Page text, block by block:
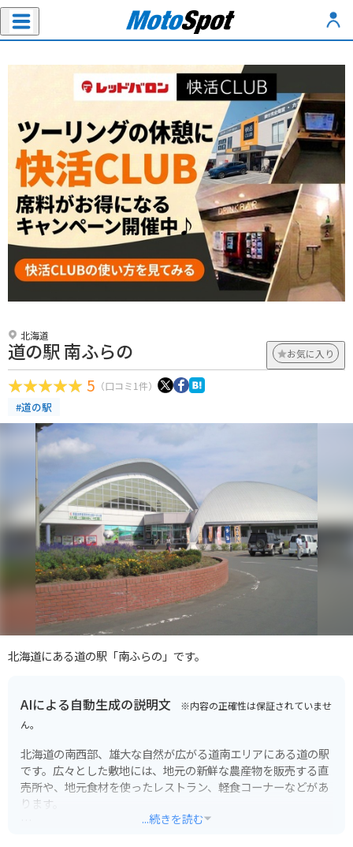
北海道
道の駅 南ふらの お気に入り
5 （口コミ1件）
#道の駅
北海道にある道の駅「南ふらの」です。
AIによる自動生成の説明文 ※内容の正確性は保証されていませ
ん。
北海道の南西部、雄大な自然が広がる道南エリアにある道の駅
です。広々とした敷地には、地元の新鮮な農産物を販売する直
売所や、地元食材を使ったレストラン、軽食コーナーなどがあ
ります。
...続きを読む